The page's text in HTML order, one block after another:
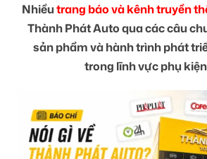
Nhiềutrang báo và kênh truyền
Thành Phát Auto qua các câu
sản phẩm và hành trình phát
trong lĩnh vực phụ